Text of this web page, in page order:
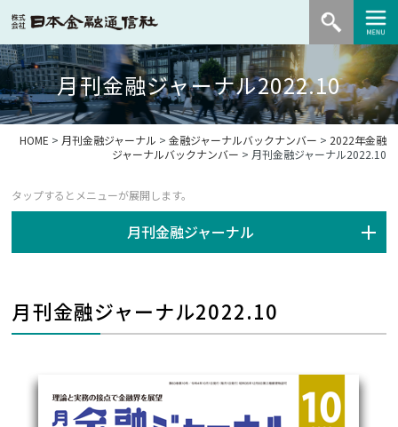
月刊金融ジャーナル2022.10
HOME > 月刊金融ジャーナル > 金融ジャーナルバックナンバー > 2022年金融
ジャーナルバックナンバー > 月刊金融ジャーナル2022.10
月刊金融ジャーナル
月刊金融ジャーナル2022.10